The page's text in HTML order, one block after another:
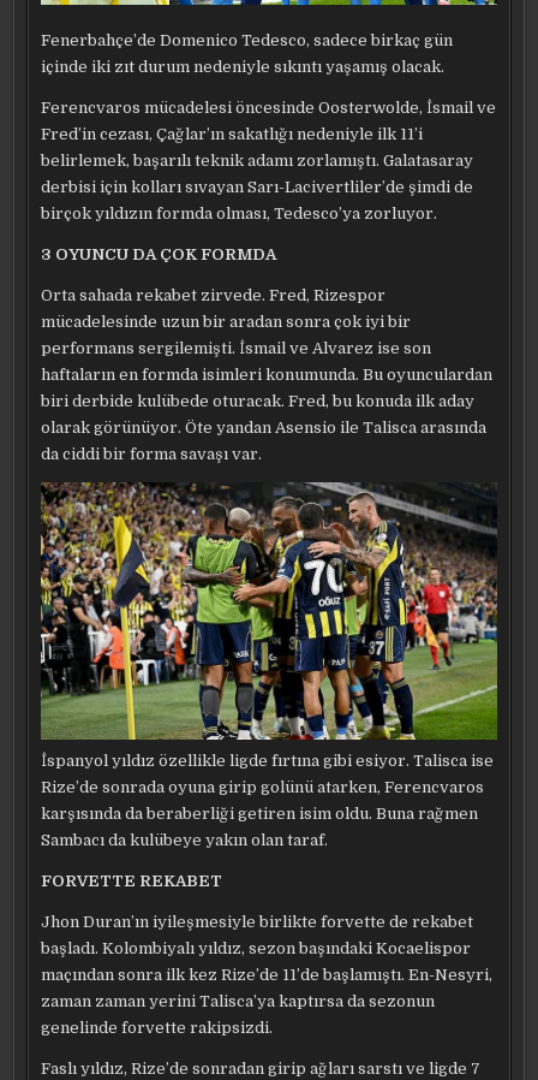
Fenerbahçe’de Domenico Tedesco, sadece birkaç gün
içinde iki zıt durum nedeniyle sıkıntı yaşamış olacak.
Ferencvaros mücadelesi öncesinde Oosterwolde, İsmail ve
Fred’in cezası, Çağlar’ın sakatlığı nedeniyle ilk 11’i
belirlemek, başarılı teknik adamı zorlamıştı. Galatasaray
derbisi için kolları sıvayan Sarı-Lacivertliler’de şimdi de
birçok yıldızın formda olması, Tedesco’ya zorluyor.
3 OYUNCU DA ÇOK FORMDA
Orta sahada rekabet zirvede. Fred, Rizespor
mücadelesinde uzun bir aradan sonra çok iyi bir
performans sergilemişti. İsmail ve Alvarez ise son
haftaların en formda isimleri konumunda. Bu oyunculardan
biri derbide kulübede oturacak. Fred, bu konuda ilk aday
olarak görünüyor. Öte yandan Asensio ile Talisca arasında
da ciddi bir forma savaşı var.
İspanyol yıldız özellikle ligde fırtına gibi esiyor. Talisca ise
Rize’de sonrada oyuna girip golünü atarken, Ferencvaros
karşısında da beraberliği getiren isim oldu. Buna rağmen
Sambacı da kulübeye yakın olan taraf.
FORVETTE REKABET
Jhon Duran’ın iyileşmesiyle birlikte forvette de rekabet
başladı. Kolombiyalı yıldız, sezon başındaki Kocaelispor
maçından sonra ilk kez Rize’de 11’de başlamıştı. En-Nesyri,
zaman zaman yerini Talisca’ya kaptırsa da sezonun
genelinde forvette rakipsizdi.
Faslı yıldız, Rize’de sonradan girip ağları sarstı ve ligde 7